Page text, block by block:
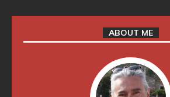
ABOUT ME